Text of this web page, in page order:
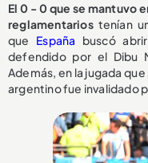
El 0 - 0 que se mantuvo
reglamentariostenían
que España buscó
defendido por el Dibu
Además, en la jugada
argentino fue invalidado